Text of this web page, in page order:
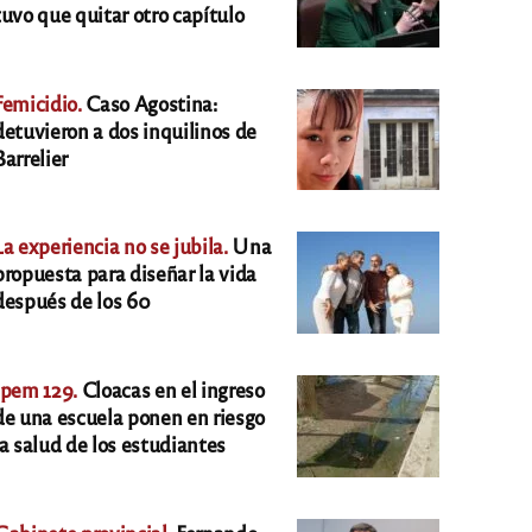
que quitar otro capítulo
Caso Agostina:
a dos inquilinos de
experiencia no se jubila.Una
para diseñar la vida
de los 60
129. Cloacas en el ingreso
una escuela ponen en riesgo
salud de los estudiantes